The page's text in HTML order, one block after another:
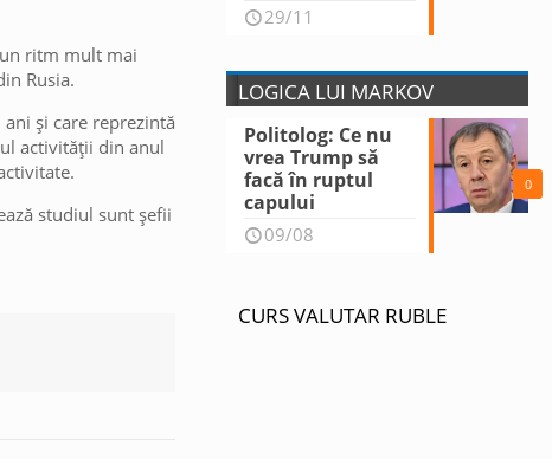
ritm mult mai
Rusia.
și care reprezintă
activității din anul
studiul sunt șefii
29/11
LOGICA LUI MARKOV
0
Politolog: Ce nu
vrea Trump să
facă în ruptul
capului
09/08
CURS VALUTAR RUBLE